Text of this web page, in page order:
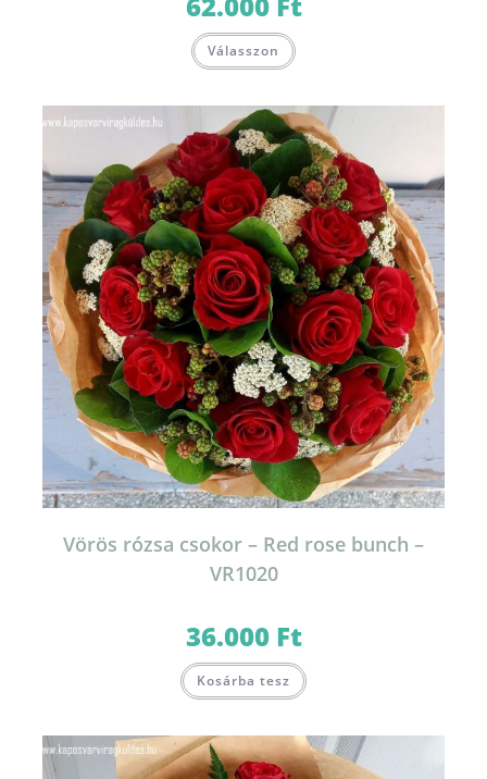
Válasszon
Vörös rózsa csokor – Red rose bunch –
VR1020
36.000 Ft
Kosárba tesz